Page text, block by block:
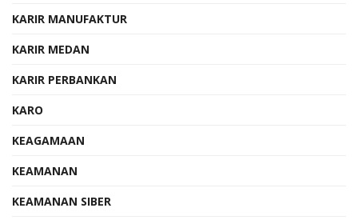
KARIR MANUFAKTUR
KARIR MEDAN
KARIR PERBANKAN
KARO
KEAGAMAAN
KEAMANAN
KEAMANAN SIBER